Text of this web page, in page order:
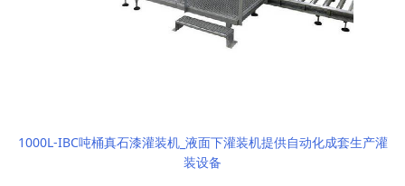
1000L-IBC吨桶真石漆灌装机_液面下灌装机提供自动化成套生产灌
装设备